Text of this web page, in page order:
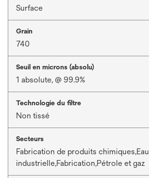
Surface
Grain
740
Seuil en microns (absolu)
1 absolute, @ 99.9%
Technologie du filtre
Non tissé
Secteurs
Fabrication de produits chimiques,Eau
industrielle,Fabrication,Pétrole et gaz